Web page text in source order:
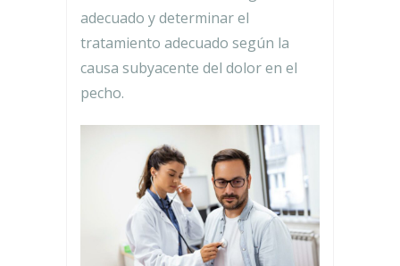
adecuado y determinar el
tratamiento adecuado según la
causa subyacente del dolor en el
pecho.